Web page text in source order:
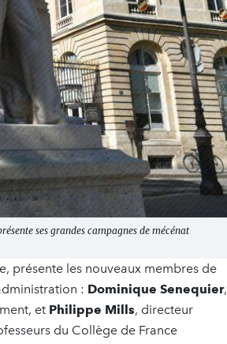
ses grandes campagnes de mécénat
présente les nouveaux membres de
: Dominique Senequier,
et Philippe Mills, directeur
du Collège de France